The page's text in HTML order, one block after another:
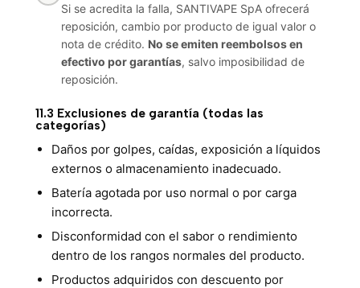
Si se acredita la falla, SANTIVAPE SpA ofrecerá
reposición, cambio por producto de igual valor o
nota de crédito. No se emiten reembolsos en
efectivo por garantías, salvo imposibilidad de
reposición.
11.3 Exclusiones de garantía (todas las
categorías)
Daños por golpes, caídas, exposición a líquidos
externos o almacenamiento inadecuado.
Batería agotada por uso normal o por carga
incorrecta.
Disconformidad con el sabor o rendimiento
dentro de los rangos normales del producto.
Productos adquiridos con descuento por